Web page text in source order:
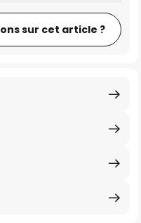
sur cet article ?